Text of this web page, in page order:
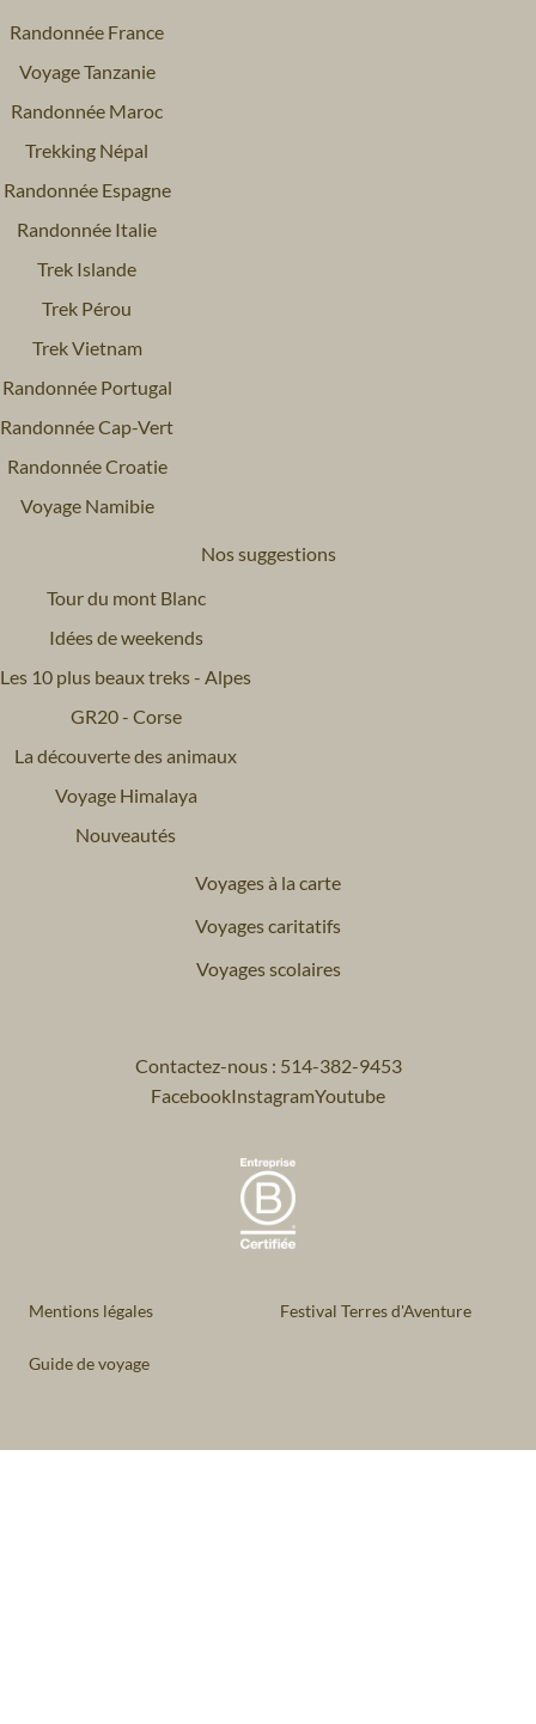
Randonnée France
Voyage Tanzanie
Randonnée Maroc
Trekking Népal
Randonnée Espagne
Randonnée Italie
Trek Islande
Trek Pérou
Trek Vietnam
Randonnée Portugal
Randonnée Cap-Vert
Randonnée Croatie
Voyage Namibie
Nos suggestions
Tour du mont Blanc
Idées de weekends
Les 10 plus beaux treks - Alpes
GR20 - Corse
La découverte des animaux
Voyage Himalaya
Nouveautés
Voyages à la carte
Voyages caritatifs
Voyages scolaires
Contactez-nous : 514-382-9453
FacebookInstagramYoutube
Mentions légales Festival Terres d'Aventure
Guide de voyage